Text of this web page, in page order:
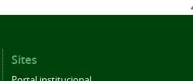
Sites